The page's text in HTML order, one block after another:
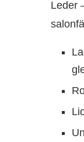
Leder